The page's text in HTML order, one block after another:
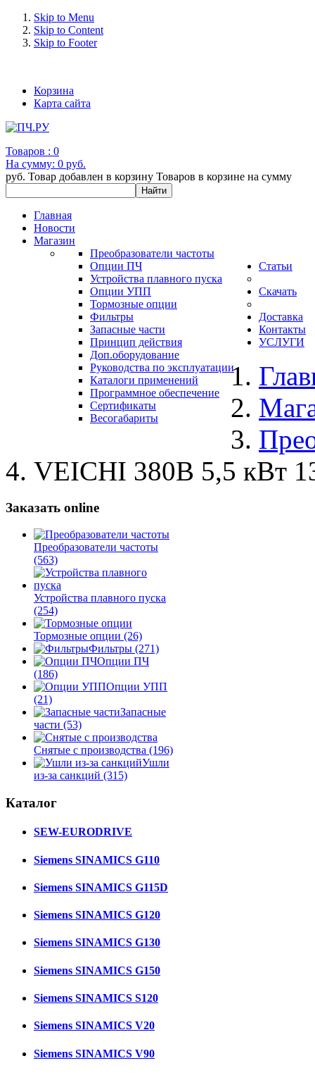
Skip to Menu
Skip to Content
Skip to Footer
Корзина
Карта сайта
Товаров : 0
На сумму: 0 руб.
руб. Товар добавлен в корзину Товаров в корзине на сумму
Главная
Новости
Магазин
Преобразователи частоты
Опции ПЧ
Устройства плавного пуска
Опции УПП
Тормозные опции
Фильтры
Запасные части
Статьи
Принцип действия
Доп.оборудование
Скачать
Руководства по эксплуатации
Каталоги применений
Программное обеспечение
Сертификаты
Весогабариты
Доставка
Контакты
УСЛУГИ
VEICHI 380В 5,5 кВт
Заказать online
Преобразователи частоты
(563)
Устройства плавного пуска
(254)
Тормозные опции (26)
Фильтры (271)
Опции ПЧ
(186)
Опции УПП
(21)
Запасные
части (53)
Снятые с производства (196)
Ушли
из-за санкций (315)
Каталог
SEW-EURODRIVE
Siemens SINAMICS G110
Siemens SINAMICS G115D
Siemens SINAMICS G120
Siemens SINAMICS G130
Siemens SINAMICS G150
Siemens SINAMICS S120
Siemens SINAMICS V20
Siemens SINAMICS V90